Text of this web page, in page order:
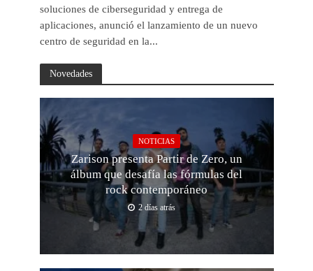
soluciones de ciberseguridad y entrega de
aplicaciones, anunció el lanzamiento de un nuevo
centro de seguridad en la...
Novedades
NOTICIAS
Zarison presenta Partir de Zero, un
álbum que desafía las fórmulas del
rock contemporáneo
2 días atrás